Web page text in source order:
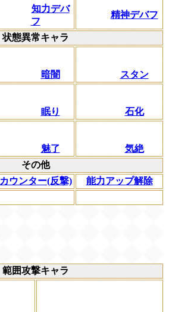
知力デバ
フ
精神デバフ
状態異常キャラ
暗闇 スタン
眠り 石化
魅了
気絶
その他
カウンター(反撃)
能力アップ解除
範囲攻撃キャラ